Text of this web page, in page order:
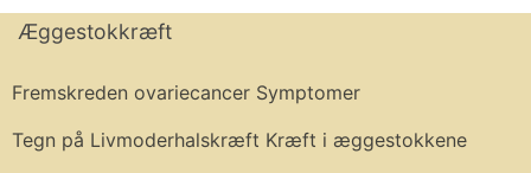
Æggestokkræft
Fremskreden ovariecancer Symptomer
Tegn på Livmoderhalskræft Kræft i æggestokkene